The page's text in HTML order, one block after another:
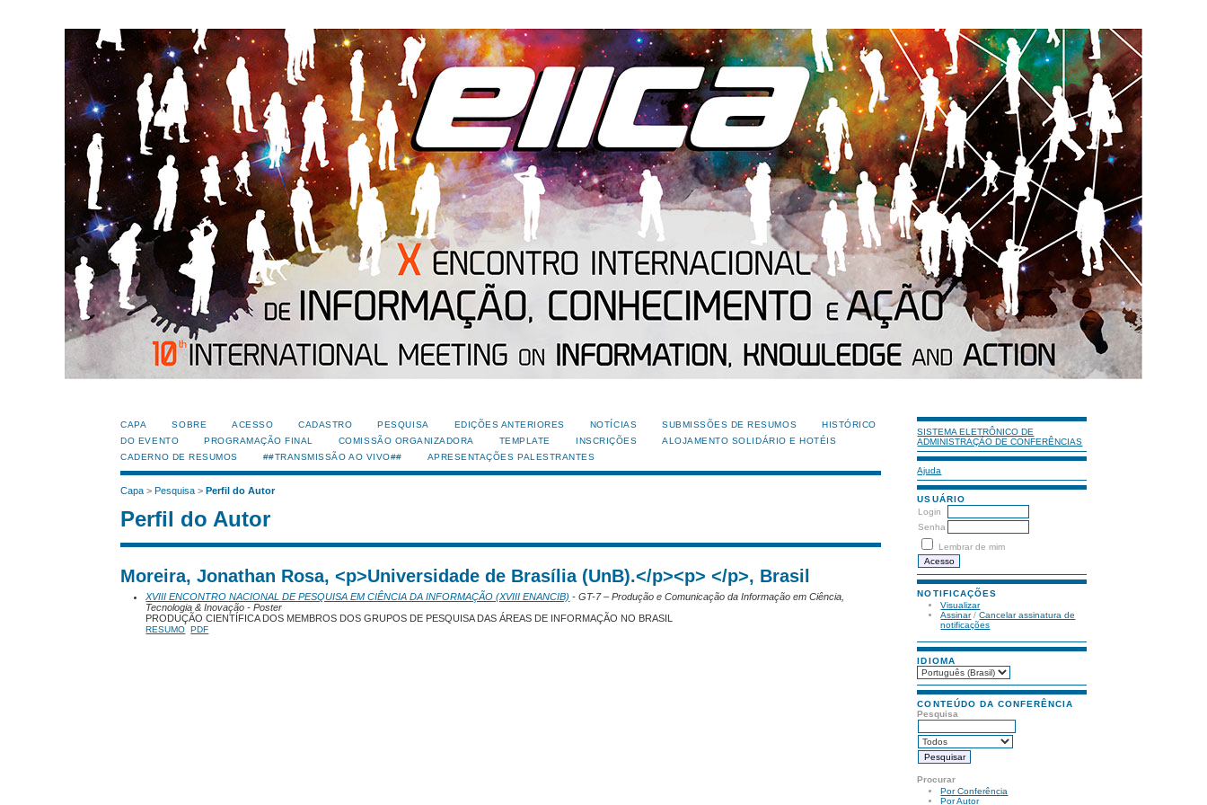
SISTEMA ELETRÔNICO DE
ADMINISTRAÇÃO DE CONFERÊNCIAS
Ajuda
USUÁRIO
Login
Senha
Lembrar de mim
NOTIFICAÇÕES
Visualizar
Assinar/Cancelar assinatura de
notificações
IDIOMA
CONTEÚDO DA CONFERÊNCIA
Pesquisa
Procurar
Por Conferência
Por Autor
CAPA SOBRE ACESSO CADASTRO PESQUISA EDIÇÕES ANTERIORES NOTÍCIAS SUBMISSÕES DE RESUMOS
HISTÓRICO
DO EVENTO
PROGRAMAÇÃO FINAL COMISSÃO ORGANIZADORA TEMPLATE INSCRIÇÕES
ALOJAMENTO SOLIDÁRIO E HOTÉIS
CADERNO DE RESUMOS
##TRANSMISSÃO AO VIVO## APRESENTAÇÕES PALESTRANTES
Capa >Pesquisa >Perfil do Autor
Perfil do Autor
Moreira, Jonathan Rosa, <p>Universidade de Brasília (UnB).</p><p> </p>, Brasil
XVIII ENCONTRO NACIONAL DE PESQUISA EM CIÊNCIA DA INFORMAÇÃO (XVIII ENANCIB) - GT-7 – Produção e Comunicação da Informação em Ciência,
Tecnologia & Inovação - Poster
PRODUÇÃO CIENTÍFICA DOS MEMBROS DOS GRUPOS DE PESQUISA DAS ÁREAS DE INFORMAÇÃO NO BRASIL
RESUMO PDF